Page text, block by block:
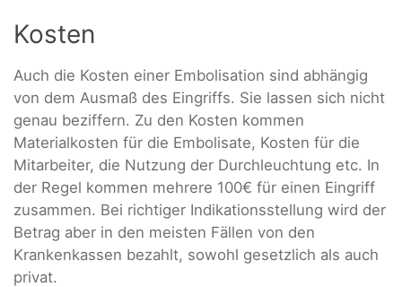
Kosten
Auch die Kosten einer Embolisation sind abhängig
von dem Ausmaß des Eingriffs. Sie lassen sich nicht
genau beziffern. Zu den Kosten kommen
Materialkosten für die Embolisate, Kosten für die
Mitarbeiter, die Nutzung der Durchleuchtung etc. In
der Regel kommen mehrere 100€ für einen Eingriff
zusammen. Bei richtiger Indikationsstellung wird der
Betrag aber in den meisten Fällen von den
Krankenkassen bezahlt, sowohl gesetzlich als auch
privat.